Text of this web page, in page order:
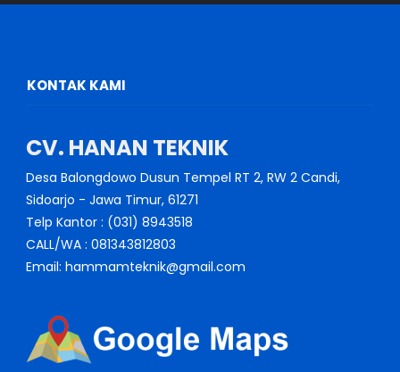
KONTAK KAMI
CV. HANAN TEKNIK
Desa Balongdowo Dusun Tempel RT 2, RW 2 Candi,
Sidoarjo - Jawa Timur, 61271
Telp Kantor : (031) 8943518
CALL/WA : 081343812803
Email: hammamteknik@gmail.com